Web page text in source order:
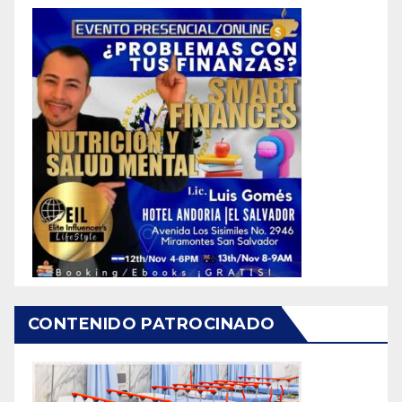
CONTENIDO PATROCINADO